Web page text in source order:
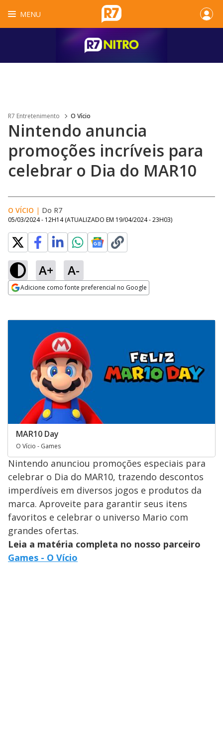
MENU
R7 Entretenimento O Vício
Nintendo anuncia
promoções incríveis para
celebrar o Dia do MAR10
O VÍCIO | Do R7
05/03/2024 - 12H14 (ATUALIZADO EM 19/04/2024 - 23H03)
A+ A-
Adicione como fonte preferencial no Google
MAR10 Day
O Vício - Games
Nintendo anunciou promoções especiais para
celebrar o Dia do MAR10, trazendo descontos
imperdíveis em diversos jogos e produtos da
marca. Aproveite para garantir seus itens
favoritos e celebrar o universo Mario com
grandes ofertas.
Leia a matéria completa no nosso parceiro
Games - O Vício